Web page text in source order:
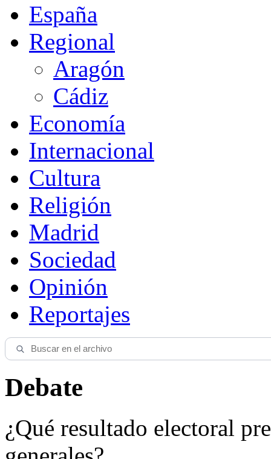
España
Regional
Aragón
Cádiz
Economía
Internacional
Cultura
Religión
Madrid
Sociedad
Opinión
Reportajes
Debate
¿Qué resultado electoral